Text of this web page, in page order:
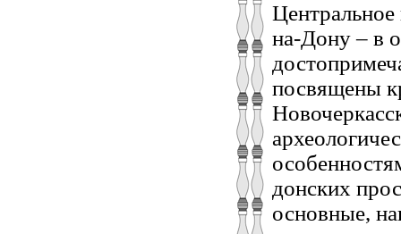
на-Дону – в
посвящены
донских
основные,